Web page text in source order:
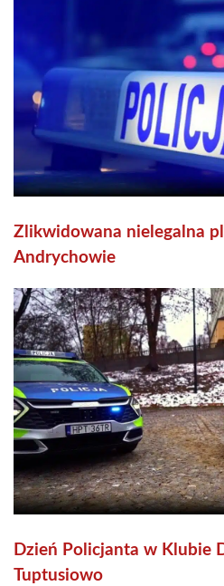
Zlikwidowana nielegalna
Andrychowie
Dzień Policjanta w Klubie
Tuptusiowo